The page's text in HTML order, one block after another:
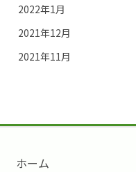
2022年1月
2021年12月
2021年11月
ホーム